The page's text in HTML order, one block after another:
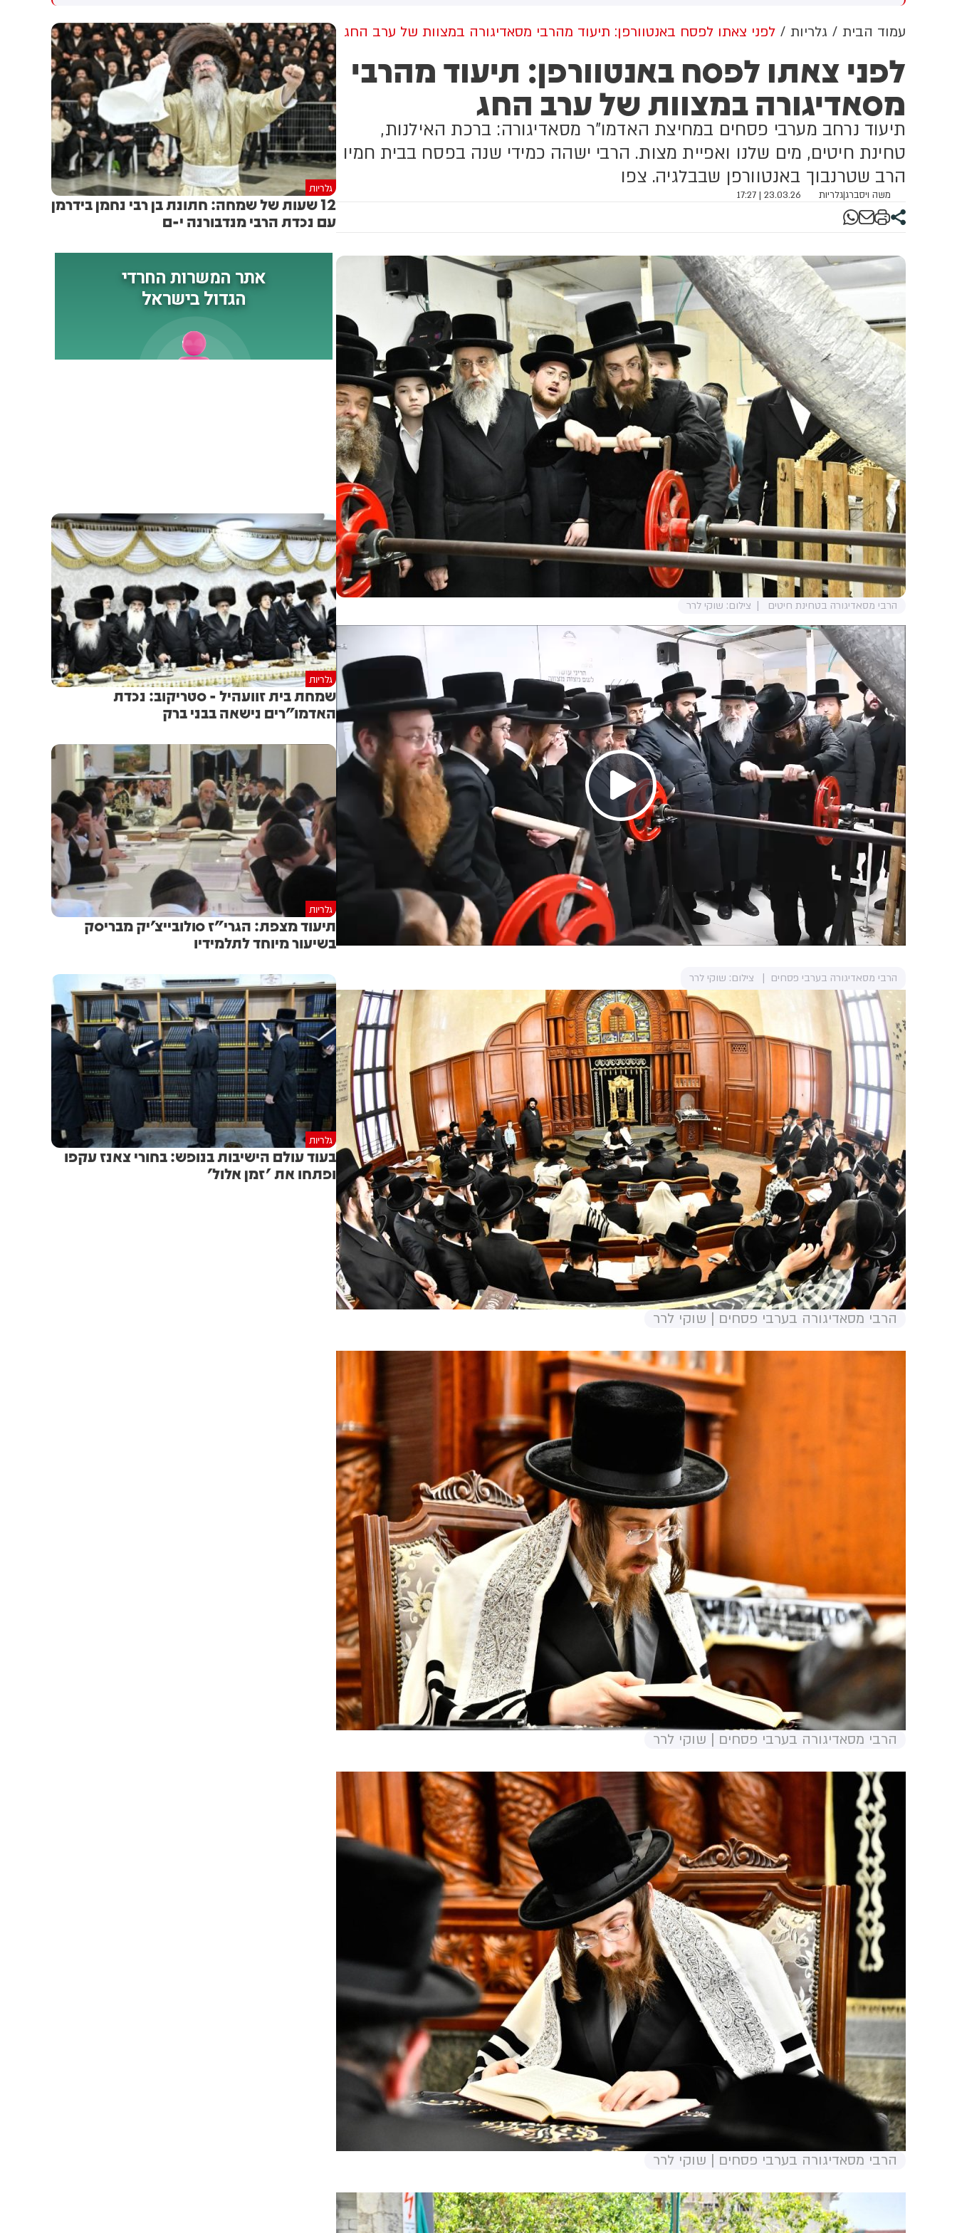
רפואי בזירה
עולה מניתוח חדש של
אנטישמיות ברשת. הדו"ח מצא כי
פוסטים זהים ב-X שותפו
בצרפתית, אנגלית וספרדית,
בטענה שיהודים הם שהציתו
במכוון את השריפות בצרפת,
ספרד ונורבגיה בטרה להרוויח
פוליטית או כלכלית מהמצב.
הבוקר בשכונת בקעה בירושלים
בזמן מעבר בהורמוז, שלושה
מהם במהלך השבוע
עמוד הבית גלריות לפני צאתו לפסח באנטוורפן: תיעוד מהרבי מסאדיגורה במצוות של ערב החג
לפני צאתו לפסח באנטוורפן: תיעוד מהרבי
מסאדיגורה במצוות של ערב החג
תיעוד נרחב מערבי פסחים במחיצת האדמו"ר מסאדיגורה: ברכת האילנות,
טחינת חיטים, מים שלנו ואפיית מצות. הרבי ישהה כמידי שנה בפסח בבית חמיו
הרב שטרנבוך באנטוורפן שבבלגיה. צפו
משה ויסברג|גלריות 23.03.26 | 17:27
הרבי מסאדיגורה בטחינת חיטים צילום: שוקי לרר
Play
Video
הרבי מסאדיגורה בערבי פסחים צילום: שוקי לרר
הרבי מסאדיגורה בערבי פסחים | שוקי לרר
הרבי מסאדיגורה בערבי פסחים | שוקי לרר
הרבי מסאדיגורה בערבי פסחים | שוקי לרר
גלריות
12 שעות של שמחה: חתונת בן רבי נחמן בידרמן
עם נכדת הרבי מנדבורנה י-ם
גלריות
שמחת בית זוועהיל - סטריקוב: נכדת
האדמו"רים נישאה בבני ברק
גלריות
תיעוד מצפת: הגרי"ז סולובייצ'יק מבריסק
בשיעור מיוחד לתלמידיו
גלריות
בעוד עולם הישיבות בנופש: בחורי צאנז עקפו
ופתחו את 'זמן אלול'